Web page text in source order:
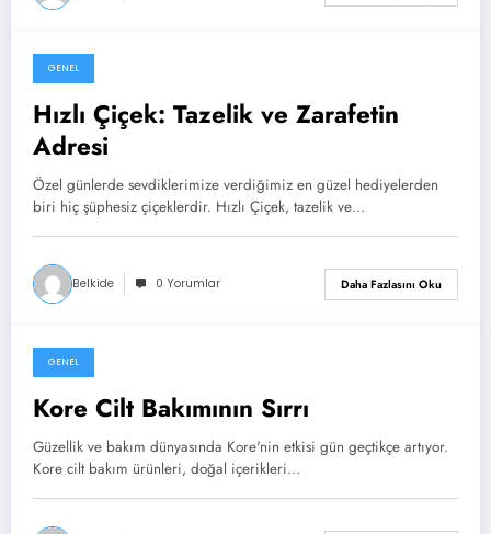
Mart 27, 2024
GENEL
Hızlı Çiçek: Tazelik ve Zarafetin
Adresi
Özel günlerde sevdiklerimize verdiğimiz en güzel hediyelerden
biri hiç şüphesiz çiçeklerdir. Hızlı Çiçek, tazelik ve…
Belkide 0 Yorumlar Daha Fazlasını Oku
Mart 24, 2024
GENEL
Kore Cilt Bakımının Sırrı
Güzellik ve bakım dünyasında Kore'nin etkisi gün geçtikçe artıyor.
Kore cilt bakım ürünleri, doğal içerikleri…